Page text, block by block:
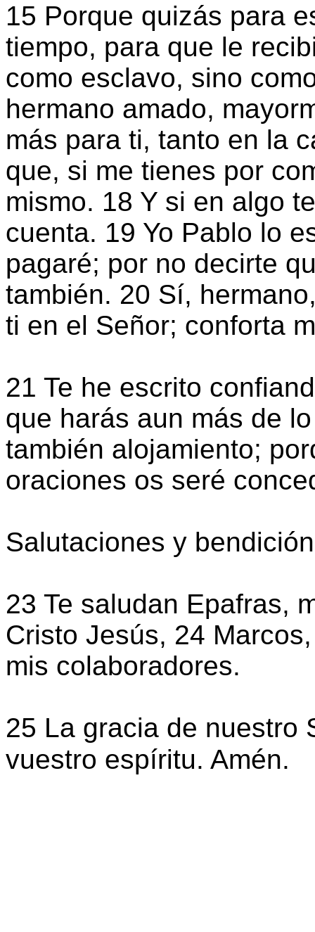
15 Porque quizás para
tiempo, para que le
como esclavo, sino
hermano amado,
más para ti, tanto en la
que, si me tienes por
mismo. 18 Y si en algo
cuenta. 19 Yo Pablo lo
pagaré; por no decirte
también. 20 Sí,
ti en el Señor; conforta
21 Te he escrito
que harás aun más de
también alojamiento;
oraciones os seré
Salutaciones y
23 Te saludan Epafras,
Cristo Jesús, 24
mis colaboradores.
25 La gracia de nuestro
vuestro espíritu. Amén.